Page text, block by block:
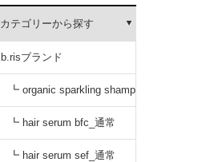
カテゴリーから探す
b.risブランド
┗ organic sparkling shamp
oo_通常
┗ hair serum bfc_通常
┗ hair serum sef_通常